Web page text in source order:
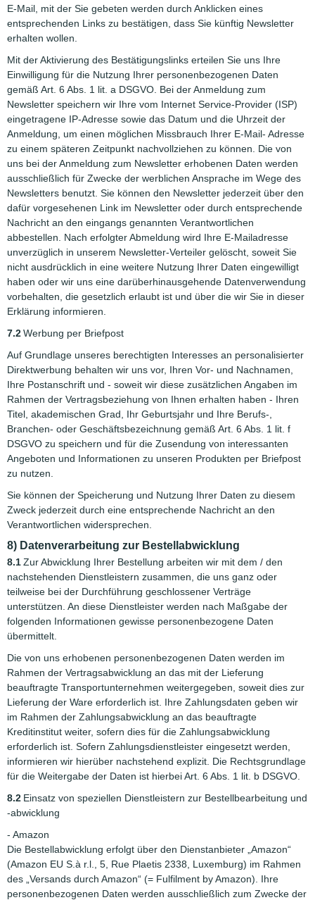
E-Mail, mit der Sie gebeten werden durch Anklicken eines
entsprechenden Links zu bestätigen, dass Sie künftig Newsletter
erhalten wollen.
Mit der Aktivierung des Bestätigungslinks erteilen Sie uns Ihre
Einwilligung für die Nutzung Ihrer personenbezogenen Daten
gemäß Art. 6 Abs. 1 lit. a DSGVO. Bei der Anmeldung zum
Newsletter speichern wir Ihre vom Internet Service-Provider (ISP)
eingetragene IP-Adresse sowie das Datum und die Uhrzeit der
Anmeldung, um einen möglichen Missbrauch Ihrer E-Mail- Adresse
zu einem späteren Zeitpunkt nachvollziehen zu können. Die von
uns bei der Anmeldung zum Newsletter erhobenen Daten werden
ausschließlich für Zwecke der werblichen Ansprache im Wege des
Newsletters benutzt. Sie können den Newsletter jederzeit über den
dafür vorgesehenen Link im Newsletter oder durch entsprechende
Nachricht an den eingangs genannten Verantwortlichen
abbestellen. Nach erfolgter Abmeldung wird Ihre E-Mailadresse
unverzüglich in unserem Newsletter-Verteiler gelöscht, soweit Sie
nicht ausdrücklich in eine weitere Nutzung Ihrer Daten eingewilligt
haben oder wir uns eine darüberhinausgehende Datenverwendung
vorbehalten, die gesetzlich erlaubt ist und über die wir Sie in dieser
Erklärung informieren.
7.2Werbung per Briefpost
Auf Grundlage unseres berechtigten Interesses an personalisierter
Direktwerbung behalten wir uns vor, Ihren Vor- und Nachnamen,
Ihre Postanschrift und - soweit wir diese zusätzlichen Angaben im
Rahmen der Vertragsbeziehung von Ihnen erhalten haben - Ihren
Titel, akademischen Grad, Ihr Geburtsjahr und Ihre Berufs-,
Branchen- oder Geschäftsbezeichnung gemäß Art. 6 Abs. 1 lit. f
DSGVO zu speichern und für die Zusendung von interessanten
Angeboten und Informationen zu unseren Produkten per Briefpost
zu nutzen.
Sie können der Speicherung und Nutzung Ihrer Daten zu diesem
Zweck jederzeit durch eine entsprechende Nachricht an den
Verantwortlichen widersprechen.
8) Datenverarbeitung zur Bestellabwicklung
8.1Zur Abwicklung Ihrer Bestellung arbeiten wir mit dem / den
nachstehenden Dienstleistern zusammen, die uns ganz oder
teilweise bei der Durchführung geschlossener Verträge
unterstützen. An diese Dienstleister werden nach Maßgabe der
folgenden Informationen gewisse personenbezogene Daten
übermittelt.
Die von uns erhobenen personenbezogenen Daten werden im
Rahmen der Vertragsabwicklung an das mit der Lieferung
beauftragte Transportunternehmen weitergegeben, soweit dies zur
Lieferung der Ware erforderlich ist. Ihre Zahlungsdaten geben wir
im Rahmen der Zahlungsabwicklung an das beauftragte
Kreditinstitut weiter, sofern dies für die Zahlungsabwicklung
erforderlich ist. Sofern Zahlungsdienstleister eingesetzt werden,
informieren wir hierüber nachstehend explizit. Die Rechtsgrundlage
für die Weitergabe der Daten ist hierbei Art. 6 Abs. 1 lit. b DSGVO.
8.2 Einsatz von speziellen Dienstleistern zur Bestellbearbeitung und
-abwicklung
- Amazon
Die Bestellabwicklung erfolgt über den Dienstanbieter „Amazon“
(Amazon EU S.à r.l., 5, Rue Plaetis 2338, Luxemburg) im Rahmen
des „Versands durch Amazon“ (= Fulfilment by Amazon). Ihre
personenbezogenen Daten werden ausschließlich zum Zwecke der